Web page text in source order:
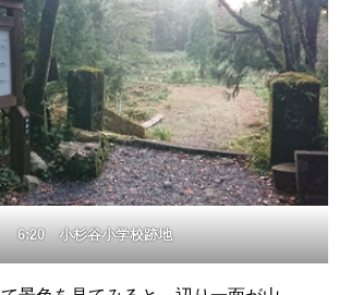
6:20 小杉谷小学校跡地